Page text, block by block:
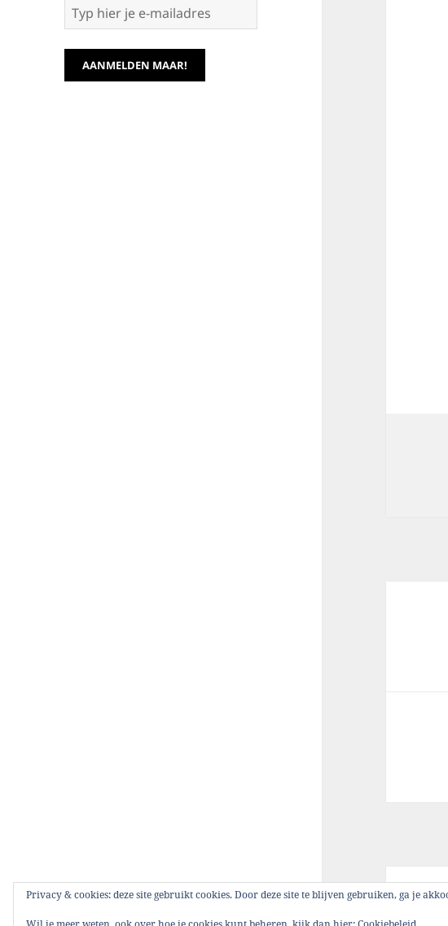
Privacy & cookies: deze site gebruikt cookies. Door deze site te blijven gebruiken, ga je